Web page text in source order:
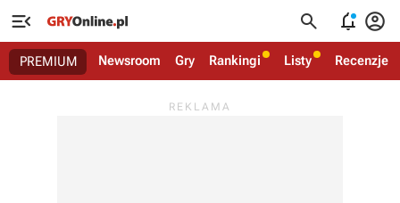
   
PREMIUM Newsroom Gry Rankingi Listy Recenzje